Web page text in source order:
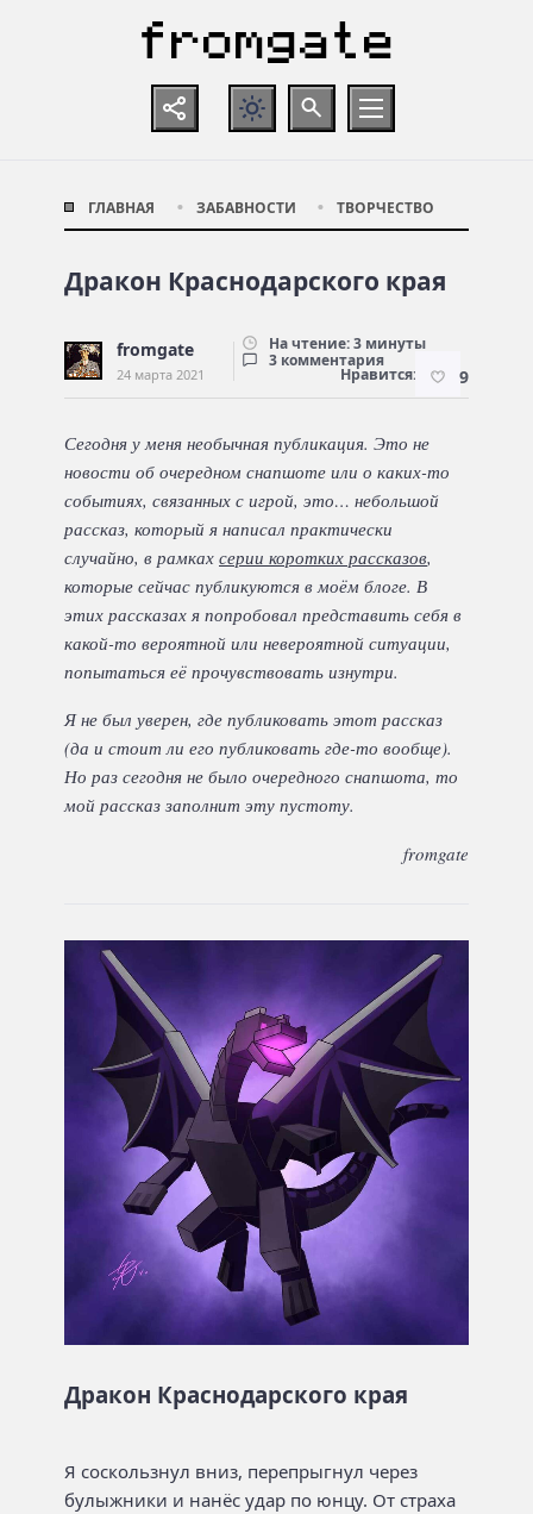
ГЛАВНАЯ ЗАБАВНОСТИ ТВОРЧЕСТВО
Дракон Краснодарского края
fromgate
24 марта 2021
На чтение: 3 минуты
3 комментария
Нравится: 9
Сегодня у меня необычная публикация. Это не
новости об очередном снапшоте или о каких-то
событиях, связанных с игрой, это… небольшой
рассказ, который я написал практически
случайно, в рамках серии коротких рассказов,
которые сейчас публикуются в моём блоге. В
этих рассказах я попробовал представить себя в
какой-то вероятной или невероятной ситуации,
попытаться её прочувствовать изнутри.
Я не был уверен, где публиковать этот рассказ
(да и стоит ли его публиковать где-то вообще).
Но раз сегодня не было очередного снапшота, то
мой рассказ заполнит эту пустоту.
fromgate
Дракон Краснодарского края
Я соскользнул вниз, перепрыгнул через
булыжники и нанёс удар по юнцу. От страха